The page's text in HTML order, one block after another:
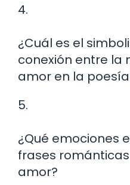
4.
¿Cuál es el
conexión entre la
amor en la
5.
¿Qué emociones
frases
amor?